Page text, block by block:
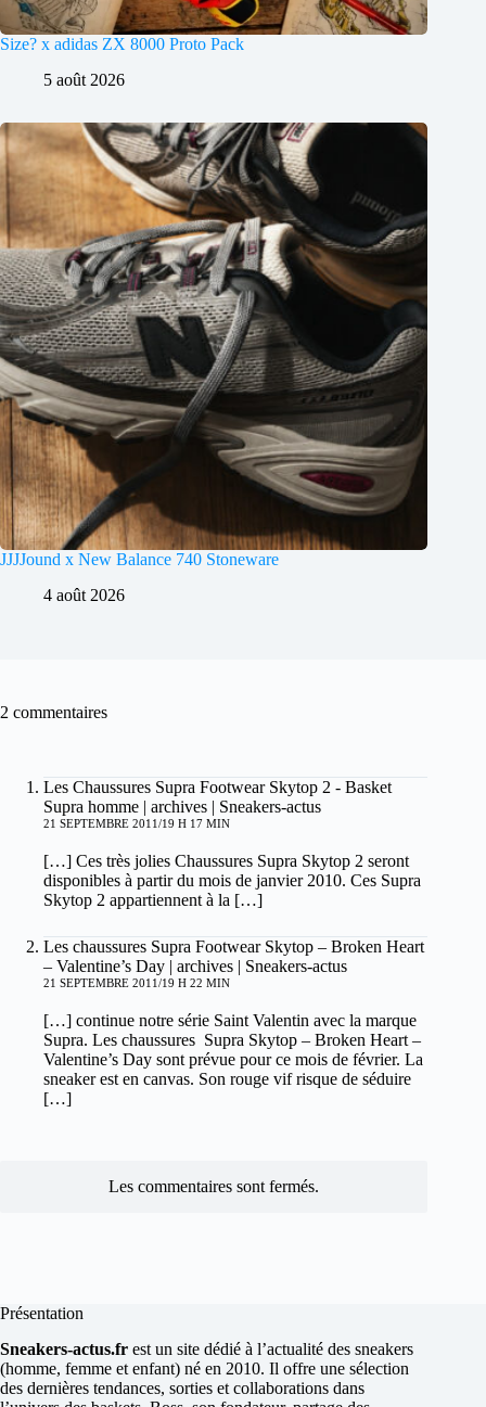
Size? x adidas ZX 8000 Proto Pack
5 août 2026
JJJJound x New Balance 740 Stoneware
4 août 2026
2 commentaires
Les Chaussures Supra Footwear Skytop 2 - Basket
Supra homme | archives | Sneakers-actus
21 SEPTEMBRE 2011/19 H 17 MIN
[…] Ces très jolies Chaussures Supra Skytop 2 seront
disponibles à partir du mois de janvier 2010. Ces Supra
Skytop 2 appartiennent à la […]
Les chaussures Supra Footwear Skytop – Broken Heart
– Valentine’s Day | archives | Sneakers-actus
21 SEPTEMBRE 2011/19 H 22 MIN
[…] continue notre série Saint Valentin avec la marque
Supra. Les chaussures Supra Skytop – Broken Heart –
Valentine’s Day sont prévue pour ce mois de février. La
sneaker est en canvas. Son rouge vif risque de séduire
[…]
Les commentaires sont fermés.
Présentation
Sneakers-actus.fr est un site dédié à l’actualité des sneakers
(homme, femme et enfant) né en 2010. Il offre une sélection
des dernières tendances, sorties et collaborations dans